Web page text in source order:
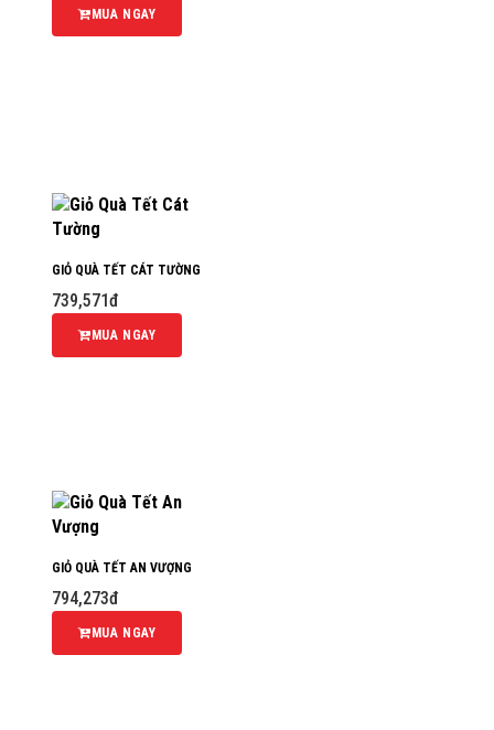
MUA NGAY
GIỎ QUÀ TẾT CÁT TƯỜNG
739,571đ
MUA NGAY
GIỎ QUÀ TẾT AN VƯỢNG
794,273đ
MUA NGAY